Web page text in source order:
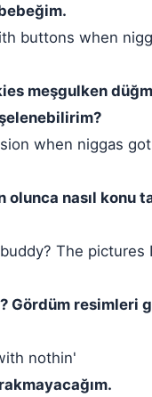
buttons when
meşgulken
when niggas
nasıl konu
The pictures
Gördüm resimleri
nothin'